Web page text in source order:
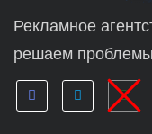
Рекламное
решаем